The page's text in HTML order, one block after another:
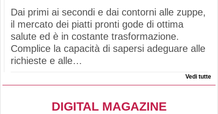
Dai primi ai secondi e dai contorni alle zuppe,
il mercato dei piatti pronti gode di ottima
salute ed è in costante trasformazione.
Complice la capacità di sapersi adeguare alle
richieste e alle…
Vedi tutte
DIGITAL MAGAZINE